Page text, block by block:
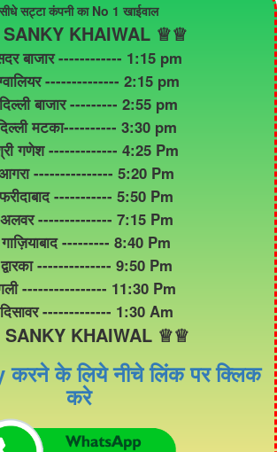
सीधे सट्टा कंपनी का No 1 खाईवाल
SANKY KHAIWAL ♕♕
बाजार ------------ 1:15 pm
-------------- 2:15 pm
बाजार --------- 2:55 pm
मटका---------- 3:30 pm
गणेश ------------- 4:25 Pm
--------------- 5:20 Pm
----------- 5:50 Pm
-------------- 7:15 Pm
--------- 8:40 Pm
-------------- 9:50 Pm
---------------- 11:30 Pm
------------- 1:30 Am
KHAIWAL ♕♕
के लिये नीचे लिंक पर क्लिक
करे